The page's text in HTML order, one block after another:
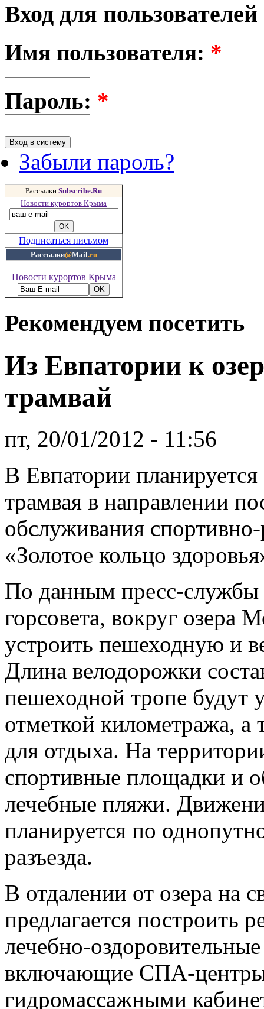
Вход для пользователей
Имя пользователя: *
Пароль: *
Забыли пароль?
Рассылки Subscribe.Ru
Новости курортов Крыма
Подписаться письмом
Рассылки@Mail.ru
Новости курортов Крыма
Рекомендуем посетить
Из Евпатории к
трамвай
пт, 20/01/2012 - 11:56
В Евпатории
трамвая в направлении
обслуживания
«Золотое кольцо
По данным пресс-службы
горсовета, вокруг озера
устроить пешеходную и
Длина велодорожки
пешеходной тропе будут
отметкой километража, а
для отдыха. На
спортивные площадки и
лечебные пляжи.
планируется по
разъезда.
В отдалении от озера на
предлагается построить
лечебно-
включающие СПА-
гидромассажными